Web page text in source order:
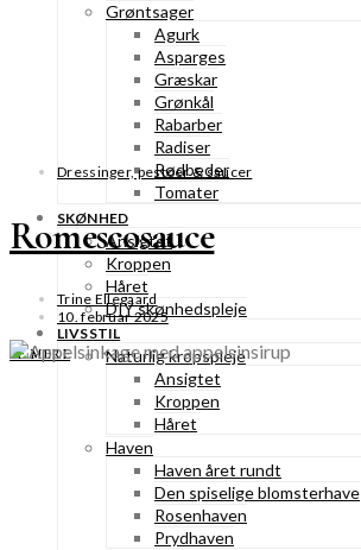
Grøntsager
Agurk
Asparges
Græskar
Grønkål
Rabarber
Radiser
Rødbeder
Tomater
SKØNHED
Ansigtet
Kroppen
Håret
DIY skønhedspleje
LIVSSTIL
Naturlig kropspleje
Ansigtet
Kroppen
Håret
Haven
Haven året rundt
Den spiselige blomsterhave
Rosenhaven
Prydhaven
Dressinger, pestoer & saucer
Romescosauce
Trine Ellegaard
10. februar 2025
SE MERE